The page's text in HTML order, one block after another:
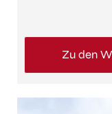
Zu den